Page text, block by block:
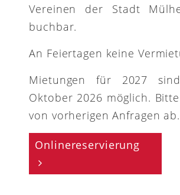
Vereinen der Stadt
buchbar.
An Feiertagen keine
Mietungen für 2027
Oktober 2026 möglich.
von vorherigen Anfragen ab.
Onlinereservierung